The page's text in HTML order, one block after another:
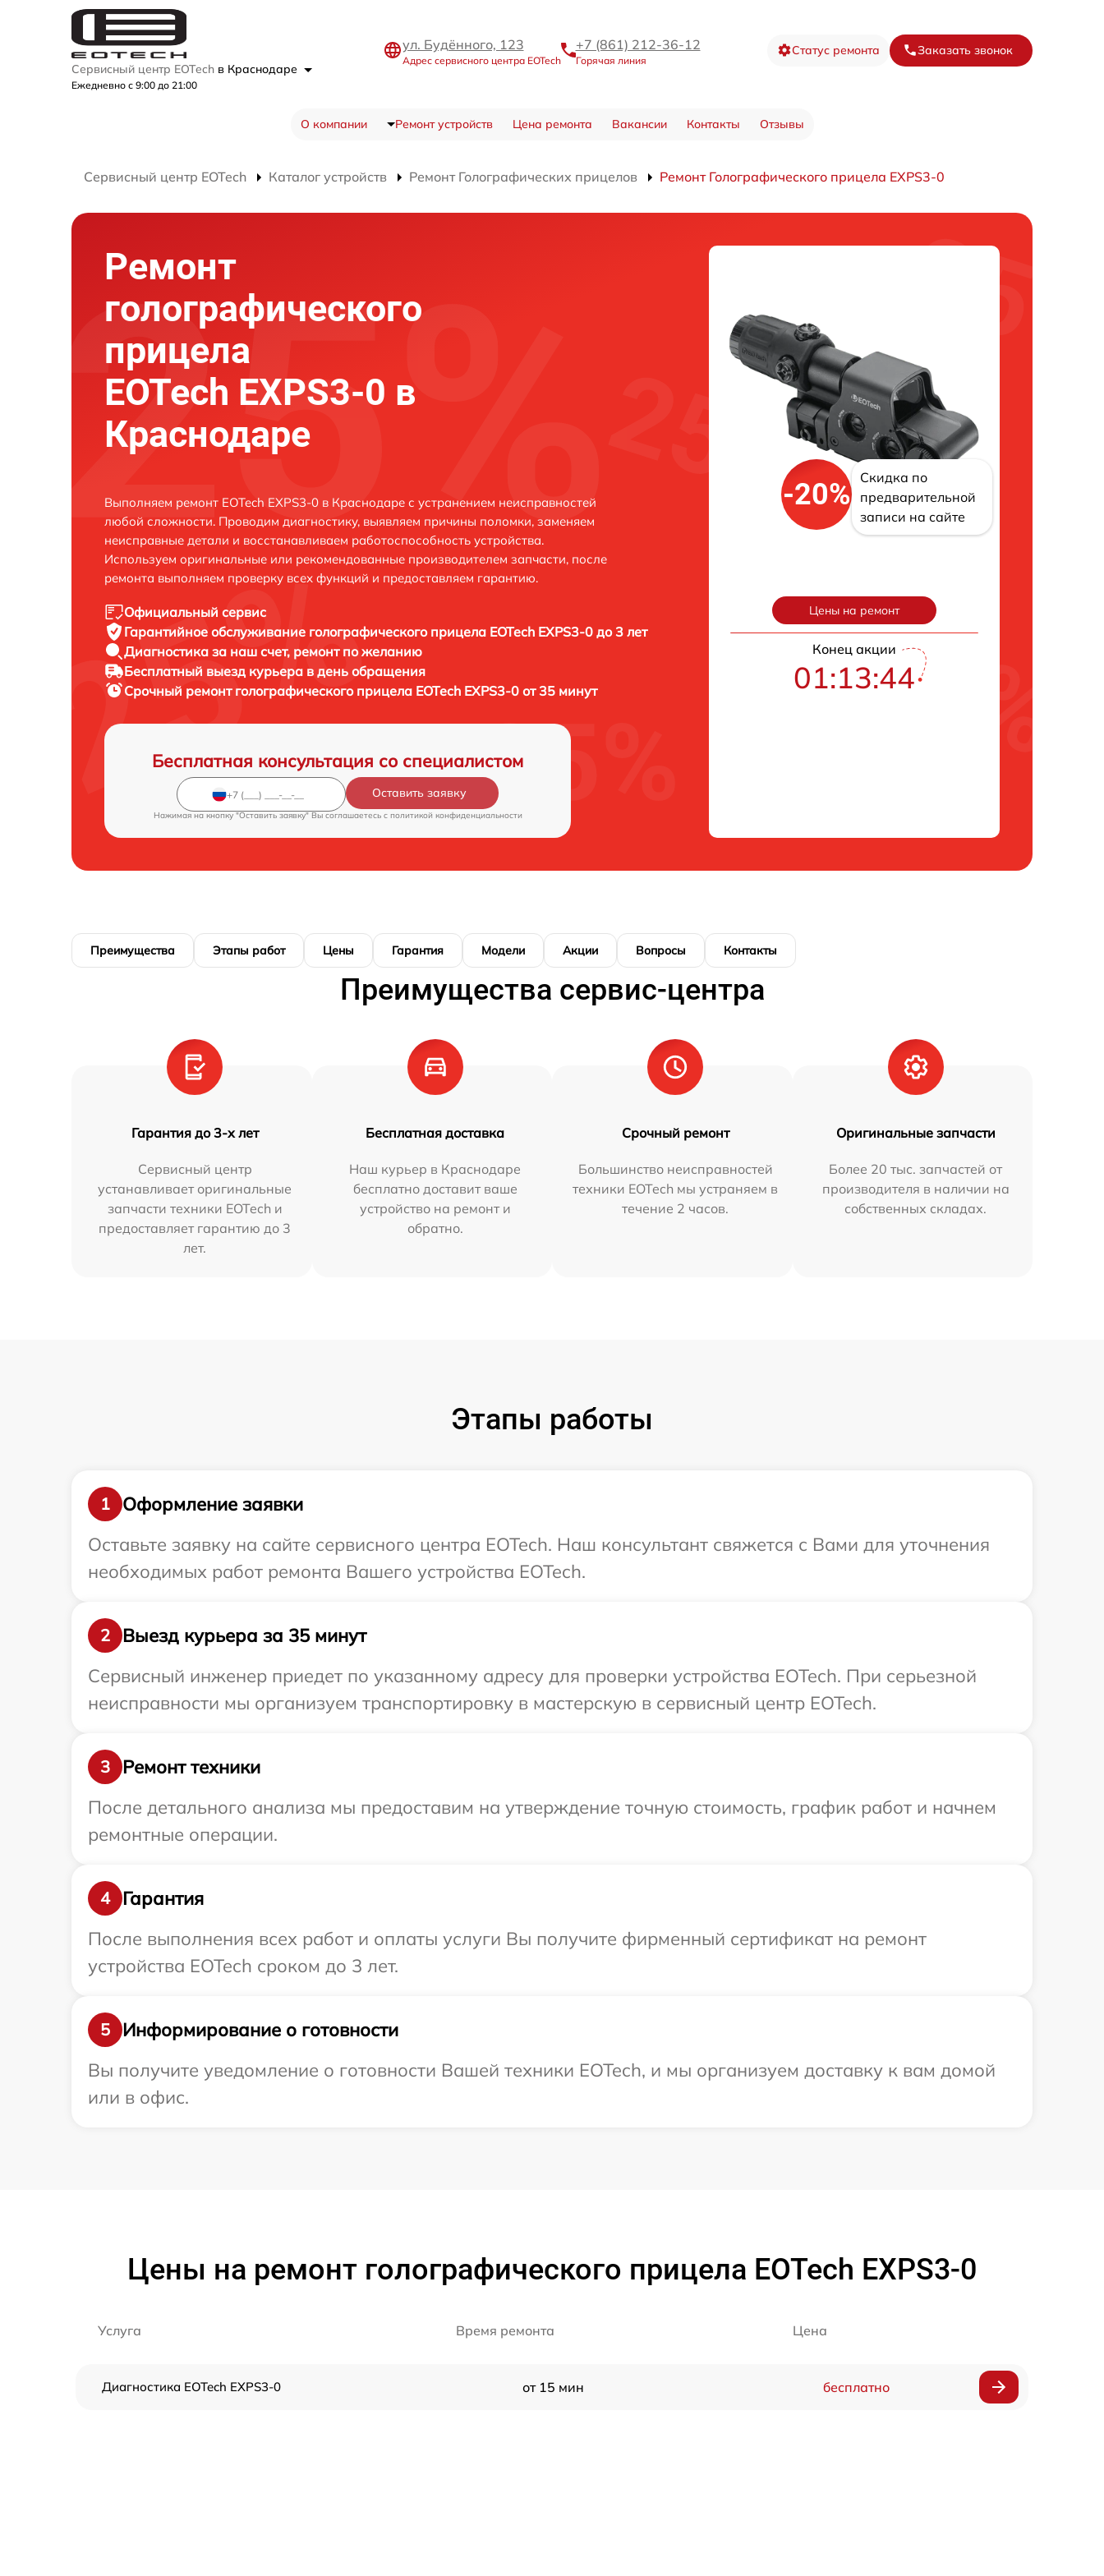
Сервисный центр EOTech в Краснодаре
Ежедневно с 9:00 до 21:00
ул. Будённого, 123
Адрес сервисного центра EOTech
+7 (861) 212-36-12
Горячая линия
Статус ремонта Заказать звонок
О компании Ремонт устройств Цена ремонта Вакансии Контакты Отзывы
Сервисный центр EOTech Каталог устройств Ремонт Голографических прицелов Ремонт Голографического прицела EXPS3-0
Ремонт
голографического
прицела
EOTech EXPS3-0 в
Краснодаре
Выполняем ремонт EOTech EXPS3-0 в Краснодаре с устранением неисправностей
любой сложности. Проводим диагностику, выявляем причины поломки, заменяем
неисправные детали и восстанавливаем работоспособность устройства.
Используем оригинальные или рекомендованные производителем запчасти, после
ремонта выполняем проверку всех функций и предоставляем гарантию.
Официальный сервис
Гарантийное обслуживание голографического прицела EOTech EXPS3-0 до 3 лет
Диагностика за наш счет, ремонт по желанию
Бесплатный выезд курьера в день обращения
Срочный ремонт голографического прицела EOTech EXPS3-0 от 35 минут
Бесплатная консультация со специалистом
Оставить заявку
Нажимая на кнопку "Оставить заявку" Вы соглашаетесь c политикой конфиденциальности
-20%
Скидка по
предварительной
записи на сайте
Цены на ремонт
Конец акции
01:13:43
Преимущества Этапы работ Цены Гарантия Модели Акции Вопросы Контакты
Преимущества сервис-центра
Гарантия до 3-х лет
Сервисный центр
устанавливает оригинальные
запчасти техники EOTech и
предоставляет гарантию до 3
лет.
Бесплатная доставка
Наш курьер в Краснодаре
бесплатно доставит ваше
устройство на ремонт и
обратно.
Срочный ремонт
Большинство неисправностей
техники EOTech мы устраняем в
течение 2 часов.
Оригинальные запчасти
Более 20 тыс. запчастей от
производителя в наличии на
собственных складах.
Этапы работы
1
Оформление заявки
Оставьте заявку на сайте сервисного центра EOTech. Наш консультант свяжется с Вами для уточнения
необходимых работ ремонта Вашего устройства EOTech.
2
Выезд курьера за 35 минут
Сервисный инженер приедет по указанному адресу для проверки устройства EOTech. При серьезной
неисправности мы организуем транспортировку в мастерскую в сервисный центр EOTech.
3
Ремонт техники
После детального анализа мы предоставим на утверждение точную стоимость, график работ и начнем
ремонтные операции.
4
Гарантия
После выполнения всех работ и оплаты услуги Вы получите фирменный сертификат на ремонт
устройства EOTech сроком до 3 лет.
5
Информирование о готовности
Вы получите уведомление о готовности Вашей техники EOTech, и мы организуем доставку к вам домой
или в офис.
Цены на ремонт голографического прицела EOTech EXPS3-0
Услуга Время ремонта Цена
Диагностика EOTech EXPS3-0 от 15 мин бесплатно